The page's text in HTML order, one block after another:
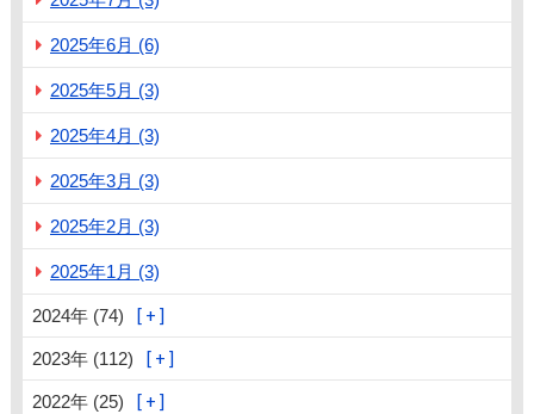
2025年6月 (6)
2025年5月 (3)
2025年4月 (3)
2025年3月 (3)
2025年2月 (3)
2025年1月 (3)
2024年 (74)
2023年 (112)
2022年 (25)